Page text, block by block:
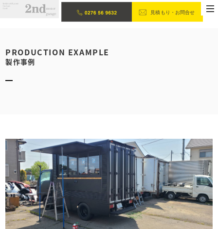
PRODUCTION EXAMPLE
製作事例